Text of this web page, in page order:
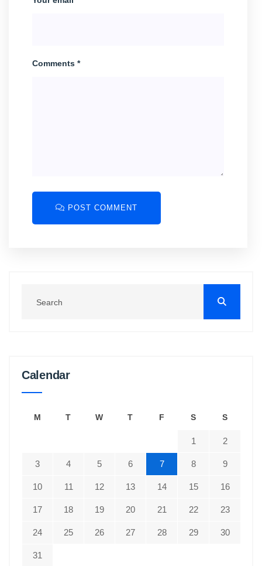
Comments *
POST COMMENT
Calendar
M T W T F S S
1 2
3 4 5 6 7 8 9
10 11 12 13 14 15 16
17 18 19 20 21 22 23
24 25 26 27 28 29 30
31